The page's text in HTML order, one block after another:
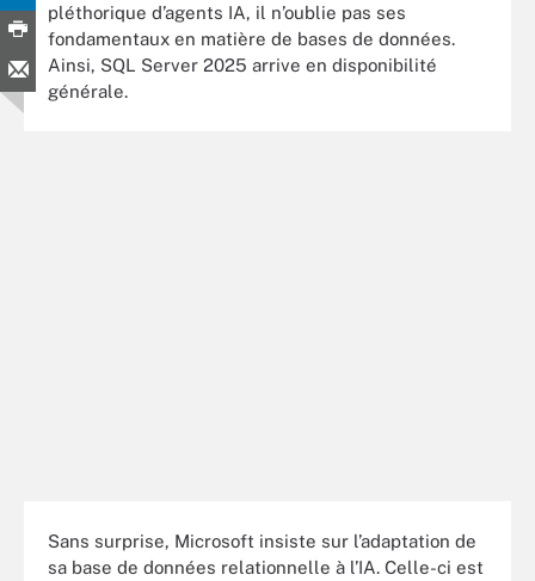
pléthorique d’agents IA, il n’oublie pas ses
fondamentaux en matière de bases de données.
Ainsi, SQL Server 2025 arrive en disponibilité
générale.
Sans surprise, Microsoft insiste sur l’adaptation de
sa base de données relationnelle à l’IA. Celle-ci est